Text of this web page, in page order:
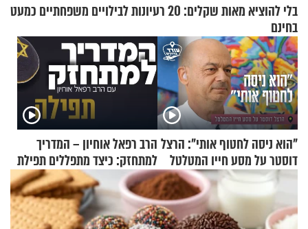
בלי להוציא מאות שקלים: 20 רעיונות לבילויים משפחתיים כמעט
בחינם
"הוא ניסה לחטוף אותי": הרצל
דוסטר על מסע חייו המטלטל
הרב רפאל אוחיון – המדריך
למתחזק: כיצד מתפללים תפילת
שמונה עשרה?